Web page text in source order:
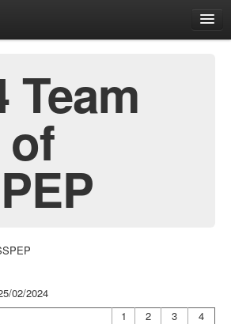
Team
02/2024
1
2 3
4